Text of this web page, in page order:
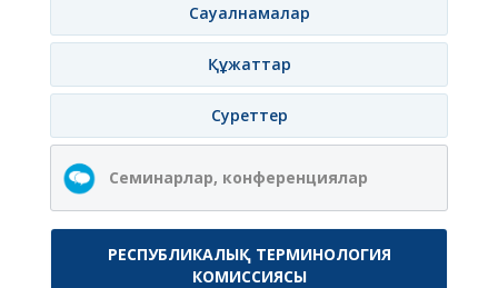
Сауалнамалар
Құжаттар
Суреттер
Семинарлар, конференциялар
РЕСПУБЛИКАЛЫҚ ТЕРМИНОЛОГИЯ
КОМИССИЯСЫ